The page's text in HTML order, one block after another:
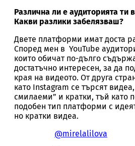
Различна ли е аудиторията ти
Какви разлики забелязваш?
Двете платформи имат доста
Според мен в YouTube
които обичат по-дълго
достатъчно интересен, за да
края на видеото. От друга
като Instagram се търсят
смилаеми” и кратки, тъй като
подобен тип платформи с
но кратки видеа.
@mirelalilova